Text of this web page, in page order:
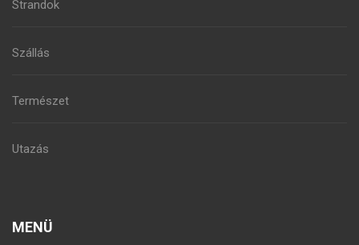
Strandok
Szállás
Természet
Utazás
MENÜ